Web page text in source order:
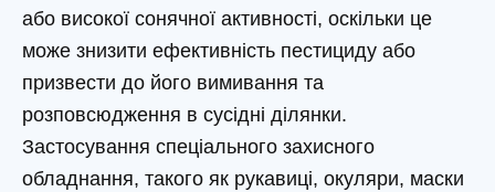
або високої сонячної активності, оскільки це
може знизити ефективність пестициду або
призвести до його вимивання та
розповсюдження в сусідні ділянки.
Застосування спеціального захисного
обладнання, такого як рукавиці, окуляри, маски